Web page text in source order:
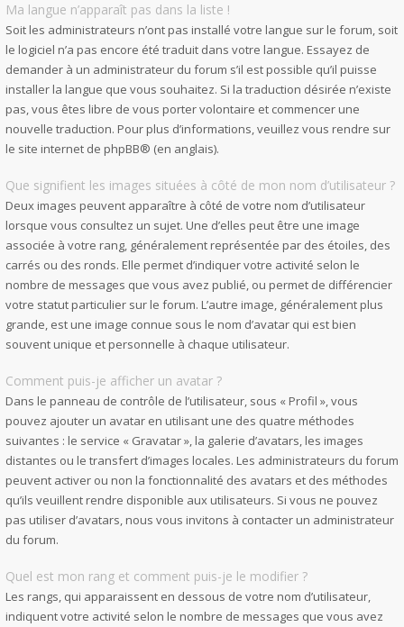
Ma langue n’apparaît pas dans la liste !
Soit les administrateurs n’ont pas installé votre langue sur le forum, soit
le logiciel n’a pas encore été traduit dans votre langue. Essayez de
demander à un administrateur du forum s’il est possible qu’il puisse
installer la langue que vous souhaitez. Si la traduction désirée n’existe
pas, vous êtes libre de vous porter volontaire et commencer une
nouvelle traduction. Pour plus d’informations, veuillez vous rendre sur
le site internet de phpBB® (en anglais).
Que signifient les images situées à côté de mon nom d’utilisateur ?
Deux images peuvent apparaître à côté de votre nom d’utilisateur
lorsque vous consultez un sujet. Une d’elles peut être une image
associée à votre rang, généralement représentée par des étoiles, des
carrés ou des ronds. Elle permet d’indiquer votre activité selon le
nombre de messages que vous avez publié, ou permet de différencier
votre statut particulier sur le forum. L’autre image, généralement plus
grande, est une image connue sous le nom d’avatar qui est bien
souvent unique et personnelle à chaque utilisateur.
Comment puis-je afficher un avatar ?
Dans le panneau de contrôle de l’utilisateur, sous « Profil », vous
pouvez ajouter un avatar en utilisant une des quatre méthodes
suivantes : le service « Gravatar », la galerie d’avatars, les images
distantes ou le transfert d’images locales. Les administrateurs du forum
peuvent activer ou non la fonctionnalité des avatars et des méthodes
qu’ils veuillent rendre disponible aux utilisateurs. Si vous ne pouvez
pas utiliser d’avatars, nous vous invitons à contacter un administrateur
du forum.
Quel est mon rang et comment puis-je le modifier ?
Les rangs, qui apparaissent en dessous de votre nom d’utilisateur,
indiquent votre activité selon le nombre de messages que vous avez